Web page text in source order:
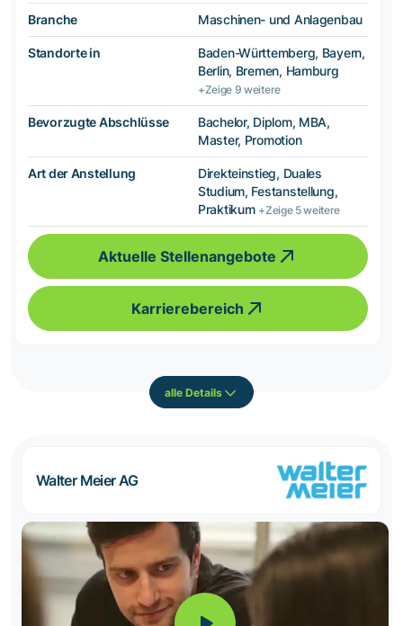
Branche Maschinen- und Anlagenbau
Standorte in
Baden-Württemberg, Bayern,
Berlin, Bremen, Hamburg
+Zeige 9 weitere
Bevorzugte Abschlüsse
Bachelor, Diplom, MBA,
Master, Promotion
Art der Anstellung
Direkteinstieg, Duales
Studium, Festanstellung,
Praktikum +Zeige 5 weitere
Aktuelle Stellenangebote
Karrierebereich
alle Details
Walter Meier AG